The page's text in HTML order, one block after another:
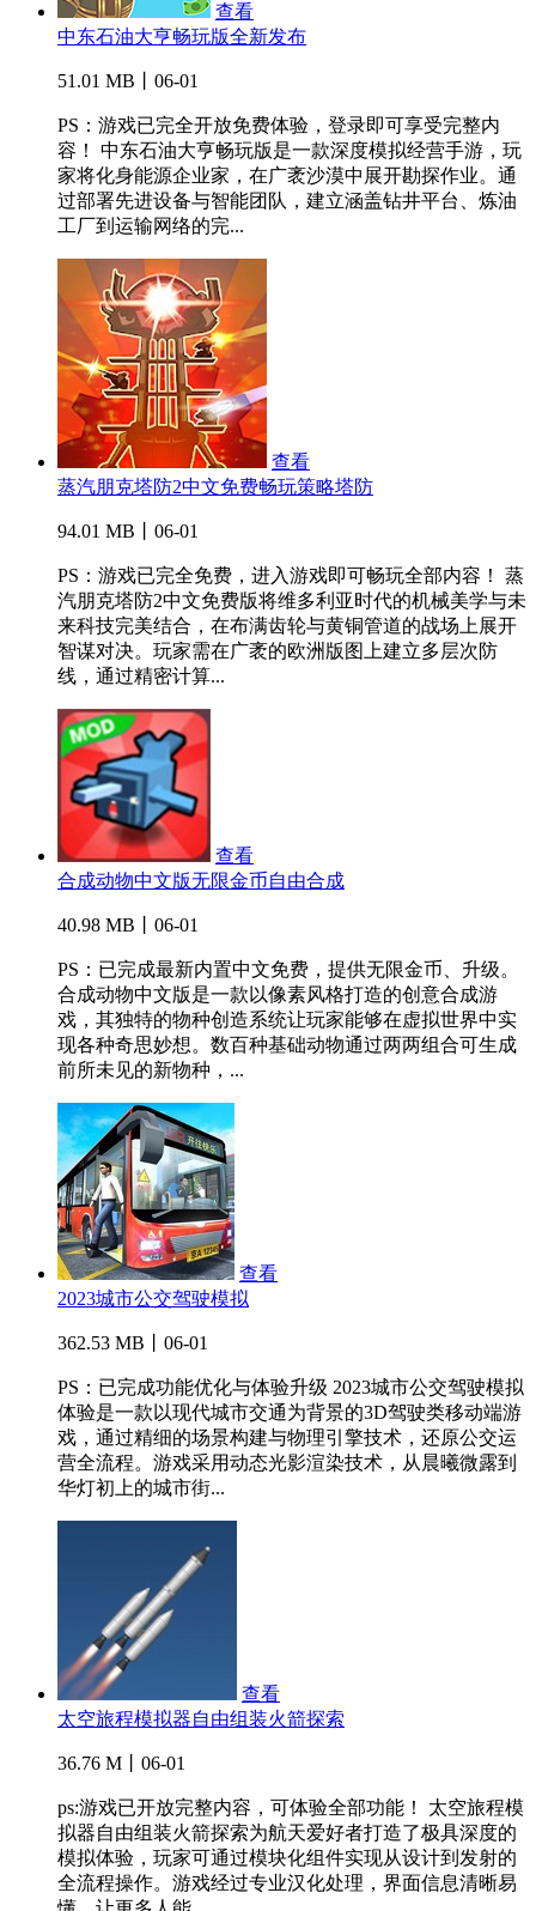
查看
中东石油大亨畅玩版全新发布
51.01 MB丨06-01
PS：游戏已完全开放免费体验，登录即可享受完整内
容！ 中东石油大亨畅玩版是一款深度模拟经营手游，玩
家将化身能源企业家，在广袤沙漠中展开勘探作业。通
过部署先进设备与智能团队，建立涵盖钻井平台、炼油
工厂到运输网络的完...
查看
蒸汽朋克塔防2中文免费畅玩策略塔防
94.01 MB丨06-01
PS：游戏已完全免费，进入游戏即可畅玩全部内容！ 蒸
汽朋克塔防2中文免费版将维多利亚时代的机械美学与未
来科技完美结合，在布满齿轮与黄铜管道的战场上展开
智谋对决。玩家需在广袤的欧洲版图上建立多层次防
线，通过精密计算...
查看
合成动物中文版无限金币自由合成
40.98 MB丨06-01
PS：已完成最新内置中文免费，提供无限金币、升级。
合成动物中文版是一款以像素风格打造的创意合成游
戏，其独特的物种创造系统让玩家能够在虚拟世界中实
现各种奇思妙想。数百种基础动物通过两两组合可生成
前所未见的新物种，...
查看
2023城市公交驾驶模拟
362.53 MB丨06-01
PS：已完成功能优化与体验升级 2023城市公交驾驶模拟
体验是一款以现代城市交通为背景的3D驾驶类移动端游
戏，通过精细的场景构建与物理引擎技术，还原公交运
营全流程。游戏采用动态光影渲染技术，从晨曦微露到
华灯初上的城市街...
查看
太空旅程模拟器自由组装火箭探索
36.76 M丨06-01
ps:游戏已开放完整内容，可体验全部功能！ 太空旅程模
拟器自由组装火箭探索为航天爱好者打造了极具深度的
模拟体验，玩家可通过模块化组件实现从设计到发射的
全流程操作。游戏经过专业汉化处理，界面信息清晰易